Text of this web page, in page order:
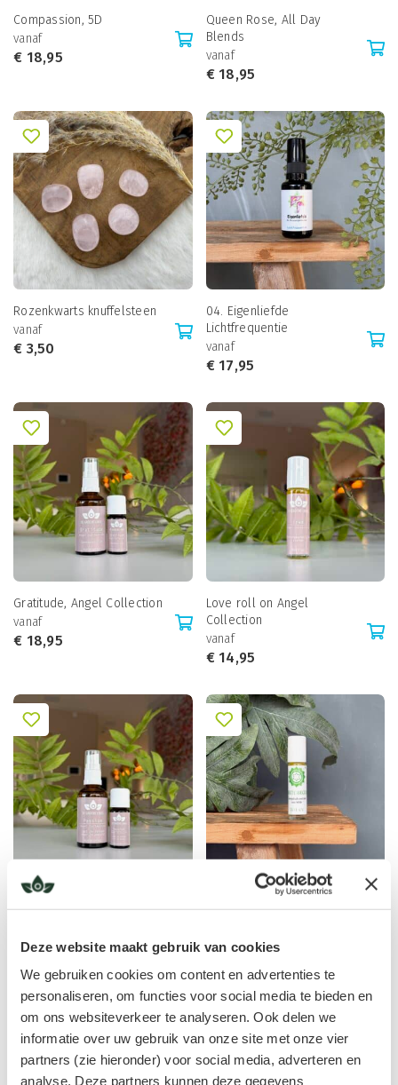
Deze website maakt gebruik van cookies
We gebruiken cookies om content en advertenties te
personaliseren, om functies voor social media te bieden en
om ons websiteverkeer te analyseren. Ook delen we
informatie over uw gebruik van onze site met onze vier
partners (zie hieronder) voor social media, adverteren en
analyse. Deze partners kunnen deze gegevens
Compassion, 5D
vanaf
€ 18,95
Queen Rose, All Day
Blends
vanaf
€18,95
Rozenkwarts knuffelsteen
vanaf
€ 3,50
04. Eigenliefde
Lichtfrequentie
vanaf
€17,95
Gratitude, Angel Collection
vanaf
€ 18,95
Love roll on Angel
Collection
vanaf
€14,95
Passion, Angel Collection
vanaf
Hart Chakra Roll on
vanaf